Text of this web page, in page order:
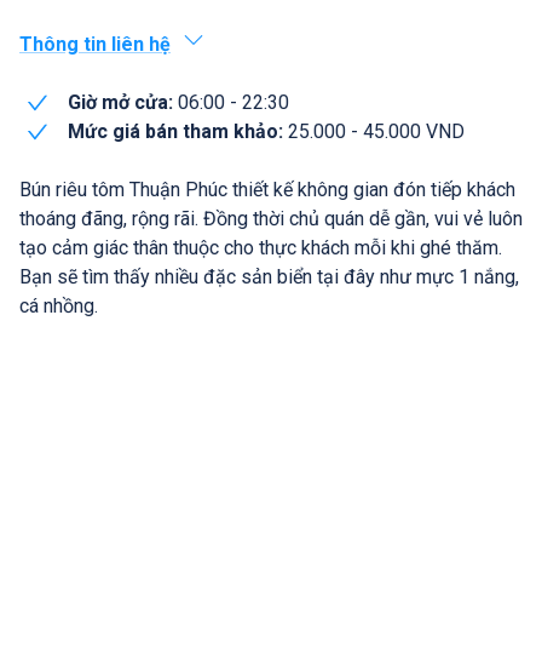
Thông tin liên hệ
Giờ mở cửa: 06:00 - 22:30
Mức giá bán tham khảo: 25.000 - 45.000 VND
Bún riêu tôm Thuận Phúc thiết kế không gian đón tiếp khách
thoáng đãng, rộng rãi. Đồng thời chủ quán dễ gần, vui vẻ luôn
tạo cảm giác thân thuộc cho thực khách mỗi khi ghé thăm.
Bạn sẽ tìm thấy nhiều đặc sản biển tại đây như mực 1 nắng,
cá nhồng.